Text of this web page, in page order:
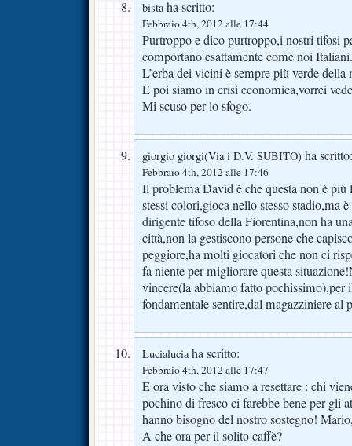
bistaha scritto:
Febbraio 4th, 2012 alle 17:44
Purtroppo e dico purtroppo,i nostri tifosi
comportano esattamente come noi Italiani.
L’erba dei vicini è sempre più verde della
E poi siamo in crisi economica,vorrei
Mi scuso per lo sfogo.
giorgio giorgi(Via i D.V. SUBITO) ha scritto:
Febbraio 4th, 2012 alle 17:46
Il problema David è che questa non è
stessi colori,gioca nello stesso stadio,ma
dirigente tifoso della Fiorentina,non ha
città,non la gestiscono persone che
peggiore,ha molti giocatori che non ci
fa niente per migliorare questa
vincere(la abbiamo fatto pochissimo),per
fondamentale sentire,dal magazziniere
Lucialuciaha scritto:
Febbraio 4th, 2012 alle 17:47
E ora visto che siamo a resettare : chi
pochino di fresco ci farebbe bene per gli
hanno bisogno del nostro sostegno!
A che ora per il solito caffè?